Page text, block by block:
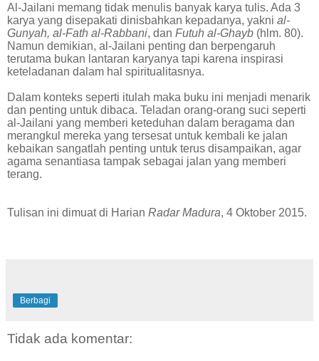
Al-Jailani memang tidak menulis banyak karya tulis. Ada 3
karya yang disepakati dinisbahkan kepadanya, yakni al-
Gunyah, al-Fath al-Rabbani, dan Futuh al-Ghayb (hlm. 80).
Namun demikian, al-Jailani penting dan berpengaruh
terutama bukan lantaran karyanya tapi karena inspirasi
keteladanan dalam hal spiritualitasnya.
Dalam konteks seperti itulah maka buku ini menjadi menarik
dan penting untuk dibaca. Teladan orang-orang suci seperti
al-Jailani yang memberi keteduhan dalam beragama dan
merangkul mereka yang tersesat untuk kembali ke jalan
kebaikan sangatlah penting untuk terus disampaikan, agar
agama senantiasa tampak sebagai jalan yang memberi
terang.
Tulisan ini dimuat di Harian Radar Madura, 4 Oktober 2015.
Berbagi
Tidak ada komentar: